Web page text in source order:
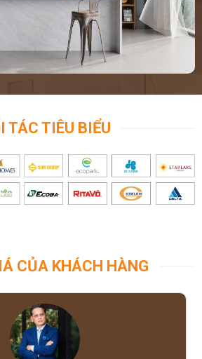
TÁC TIÊU BIỂU
CỦA KHÁCH HÀNG